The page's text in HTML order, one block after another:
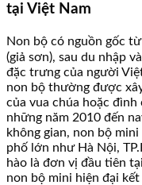
tại Việt Nam
Non bộ có nguồn gốc
(giả sơn), sau du nhập
đặc trưng của người
non bộ thường được
của vua chúa hoặc
những năm 2010 đến
không gian, non bộ
phố lớn như Hà Nội,
hào là đơn vị đầu tiên
non bộ mini hiện đại